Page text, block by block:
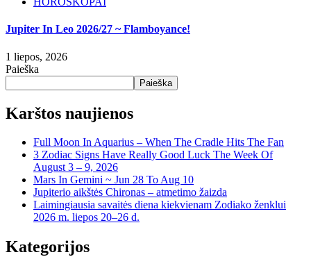
Jupiter In Leo 2026/27 ~ Flamboyance!
1 liepos, 2026
Paieška
Paieška
Karštos naujienos
Full Moon In Aquarius – When The Cradle Hits The Fan
3 Zodiac Signs Have Really Good Luck The Week Of
August 3 – 9, 2026
Mars In Gemini ~ Jun 28 To Aug 10
Jupiterio aikštės Chironas – atmetimo žaizda
Laimingiausia savaitės diena kiekvienam Zodiako ženklui
2026 m. liepos 20–26 d.
Kategorijos